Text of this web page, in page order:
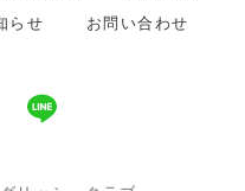
らせ お問い合わせ